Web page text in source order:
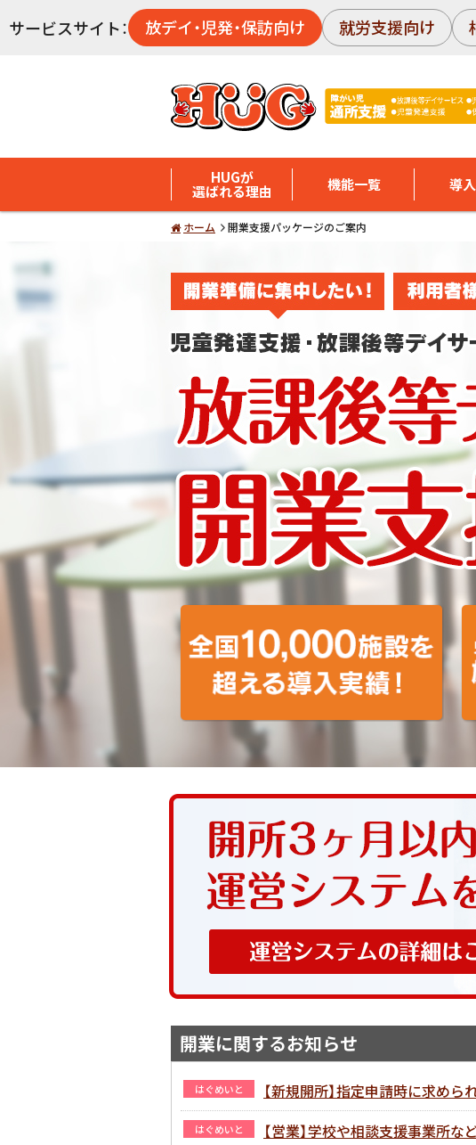
サービスサイト： 放デイ・児発・保訪向け 就労支援向け
HUGが
選ばれる理由 機能一覧 導
ホーム 開業支援パッケージのご案内
開業に関するお知らせ
はぐめいと 【新規開所】指定申請時に求め
はぐめいと 【営業】学校や相談支援事業所